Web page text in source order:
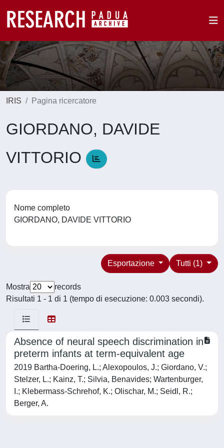
IRIS Pagina ricercatore
GIORDANO, DAVIDE
VITTORIO
Nome completo
GIORDANO, DAVIDE VITTORIO
Tutti (1)
Esportazione
Mostra
records
Risultati 1 - 1 di 1 (tempo di esecuzione: 0.003 secondi).
Absence of neural speech discrimination in
preterm infants at term-equivalent age
2019 Bartha-Doering, L.; Alexopoulos, J.; Giordano, V.;
Stelzer, L.; Kainz, T.; Silvia, Benavides; Wartenburger,
I.; Klebermass-Schrehof, K.; Olischar, M.; Seidl, R.;
Berger, A.